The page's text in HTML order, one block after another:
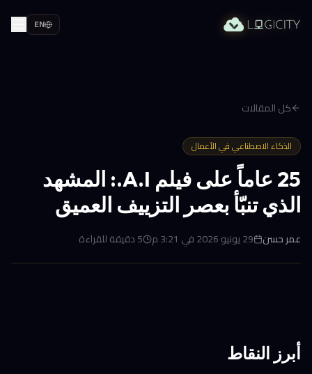
EN
كل المقالات
الذكاء الاصطناعي في الأعمال
25 عاماً على فيلم A.I.: المشهد
الذي تنبّأ بعصر التزييف العميق
عمر حسن 29 يونيو 2026 في 3:21 م 5دقيقة للقراءة
أبرز النقاط